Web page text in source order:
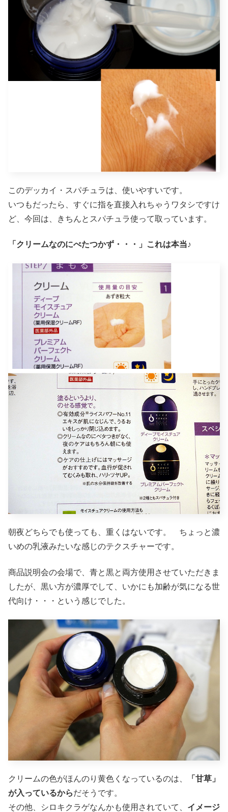
このデッカイ・スパチュラは、使いやすいです。
いつもだったら、すぐに指を直接入れちゃうワタシですけ
ど、今回は、きちんとスパチュラ使って取っています。
「クリームなのにべたつかず・・・」これは本当♪
朝夜どちらでも使っても、重くはないです。 ちょっと濃
いめの乳液みたいな感じのテクスチャーです。
商品説明会の会場で、青と黒と両方使用させていただきま
したが、黒い方が濃厚でして、いかにも加齢が気になる世
代向け・・・という感じでした。
クリームの色がほんのり黄色くなっているのは、
「甘草」
が入っているからだそうです。
その他、シロキクラゲなんかも使用されていて、 イメージ